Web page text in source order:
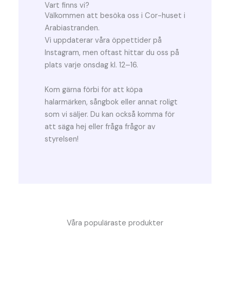
Vart finns vi?
Välkommen att besöka oss i Cor-huset i
Arabiastranden.
Vi uppdaterar våra öppettider på
Instagram, men oftast hittar du oss på
plats varje onsdag kl. 12–16.
Kom gärna förbi för att köpa
halarmärken, sångbok eller annat roligt
som vi säljer. Du kan också komma för
att säga hej eller fråga frågor av
styrelsen!
Våra populäraste produkter